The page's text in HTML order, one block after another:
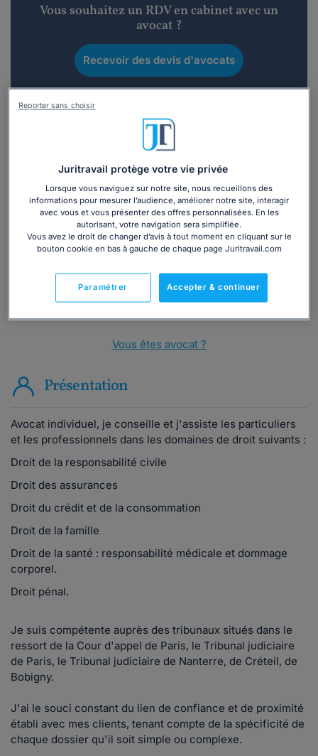
Vous souhaitez un RDV en cabinet avec un
avocat ?
Recevoir des devis d'avocats
Vous souhaitez une consultation par
téléphone ?
Consulter immédiatement
ou appelez le01 75 75 42 33(8h à 21h du lundi au
vendredi)
Vous êtes avocat ?
Présentation
Avocat individuel, je conseille et j'assiste les particuliers
et les professionnels dans les domaines de droit suivants :
Droit de la responsabilité civile
Droit des assurances
Droit du crédit et de la consommation
Droit de la famille
Droit de la santé : responsabilité médicale et dommage
corporel.
Droit pénal.
Je suis compétente auprès des tribunaux situés dans le
ressort de la Cour d'appel de Paris, le Tribunal judiciaire
de Paris, le Tribunal judiciaire de Nanterre, de Créteil, de
Bobigny.
J'ai le souci constant du lien de confiance et de proximité
établi avec mes clients, tenant compte de la spécificité de
chaque dossier qu'il soit simple ou complexe.
Juritravail protège votre vie privée
Lorsque vous naviguez sur notre site, nous recueillons des
informations pour mesurer l’audience, améliorer notre site, interagir
avec vous et vous présenter des offres personnalisées. En les
autorisant, votre navigation sera simplifiée.
Vous avez le droit de changer d’avis à tout moment en cliquant sur le
bouton cookie en bas à gauche de chaque page Juritravail.com
Accepter & continuer
Paramétrer
Reporter sans choisir